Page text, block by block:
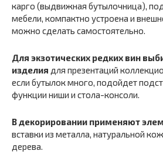
карго (выдвижная бутылочница),
мебели, компактно устроена и
можно сделать самостоятельно.
Для экзотических редких вин
изделия для презентаций
если бутылок много, подойдет
функции ниши и стола-консоли.
В декорировании применяют
вставки из металла, натуральной
дерева.